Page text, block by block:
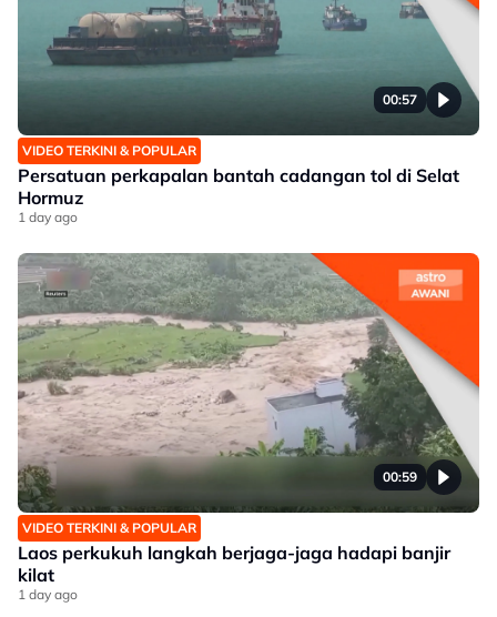
00:57
VIDEO TERKINI & POPULAR
Persatuan perkapalan bantah cadangan tol di Selat
Hormuz
1 day ago
00:59
VIDEO TERKINI & POPULAR
Laos perkukuh langkah berjaga-jaga hadapi banjir
kilat
1 day ago